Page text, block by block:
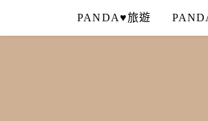
content
PANDA♥旅遊